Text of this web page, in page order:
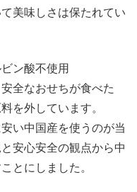
美味しさは保たれてい
ン酸不使用
全なおせちが食べた
を外しています。
い中国産を使うのが当
安心安全の観点から中
とにしました。